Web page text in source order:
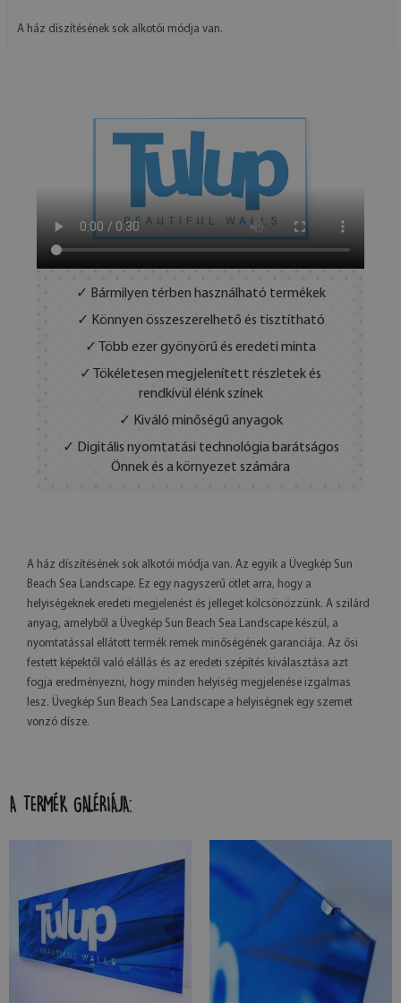
A ház díszítésének sok alkotói módja van.
✓ Bármilyen térben használható termékek
✓ Könnyen összeszerelhető és tisztítható
✓ Több ezer gyönyörű és eredeti minta
✓ Tökéletesen megjelenített részletek és
rendkívül élénk színek
✓ Kiváló minőségű anyagok
✓ Digitális nyomtatási technológia barátságos
Önnek és a környezet számára
A ház díszítésének sok alkotói módja van. Az egyik a Üvegkép Sun
Beach Sea Landscape. Ez egy nagyszerű ötlet arra, hogy a
helyiségeknek eredeti megjelenést és jelleget kölcsönözzünk. A szilárd
anyag, amelyből a Üvegkép Sun Beach Sea Landscape készül, a
nyomtatással ellátott termék remek minőségének garanciája. Az ősi
festett képektől való elállás és az eredeti szépítés kiválasztása azt
fogja eredményezni, hogy minden helyiség megjelenése izgalmas
lesz. Üvegkép Sun Beach Sea Landscape a helyiségnek egy szemet
vonzó dísze.
A TERMÉK GALÉRIÁJA: